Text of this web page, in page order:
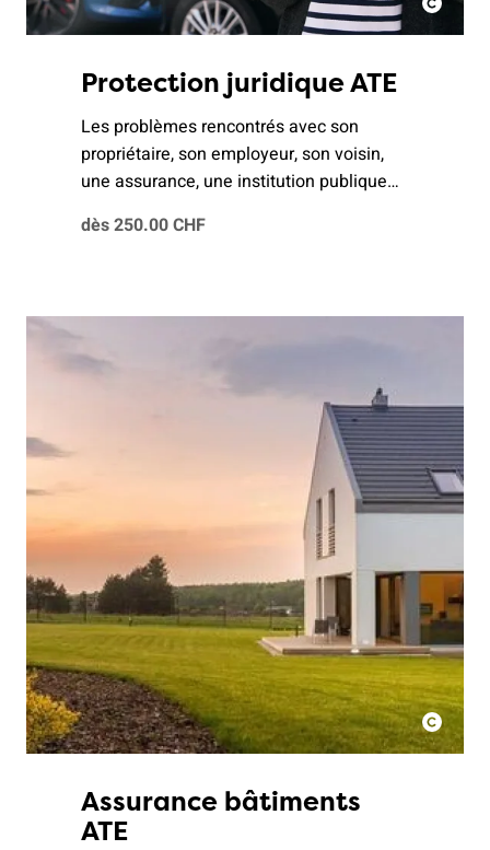
Protection juridique ATE
Les problèmes rencontrés avec son
propriétaire, son employeur, son voisin,
une assurance, une institution publique
La protection juridique de l'ATE est une
dès 250.00 CHF
Assurance bâtiments
ATE